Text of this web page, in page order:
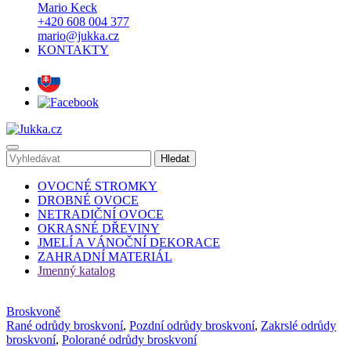
Mario Keck
+420 608 004 377
mario@jukka.cz
KONTAKTY
OVOCNÉ STROMKY
DROBNÉ OVOCE
NETRADIČNÍ OVOCE
OKRASNÉ DŘEVINY
JMELÍ A VÁNOČNÍ DEKORACE
ZAHRADNÍ MATERIÁL
Jmenný katalog
Broskvoně
Rané odrůdy broskvoní, Pozdní odrůdy broskvoní, Zakrslé odrůdy
broskvoní, Polorané odrůdy broskvoní